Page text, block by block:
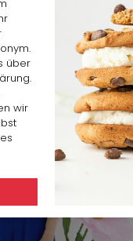
über
wir